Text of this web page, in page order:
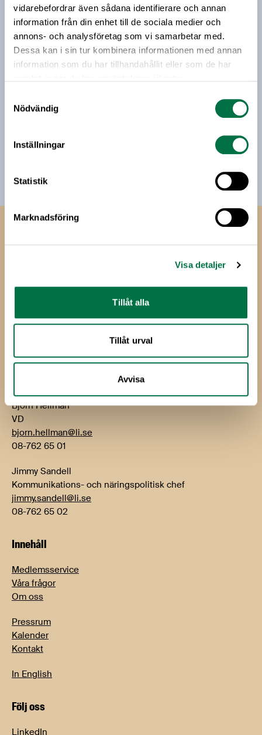
vidarebefordrar även sådana identifierare och annan
information från din enhet till de sociala medier och
annons- och analysföretag som vi samarbetar med.
Dessa kan i sin tur kombinera informationen med annan
information som du har tillhandahållit eller som de har
Nödvändig
Inställningar
Statistik
Marknadsföring
Visa detaljer
Tillåt alla
Tillåt urval
Avvisa
livsmedelsföretagande och den svenska
livsmedelsbranschen. När du anmäler dig till vårt
nyhetsbrev godkänner du Livsmedelsföretagens
hantering av personuppgifter.
till min inkorg. Livsmedelsföretagen ska inte dela eller
sälja min personliga information. Jag kan när som helst
Björn Hellman
VD
bjorn.hellman@li.se
08-762 65 01
Jimmy Sandell
Kommunikations- och näringspolitisk chef
jimmy.sandell@li.se
08-762 65 02
Innehåll
Medlemsservice
Våra frågor
Om oss
Pressrum
Kalender
Kontakt
In English
Följ oss
LinkedIn